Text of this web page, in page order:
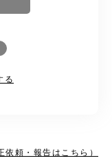
る
依頼・報告はこちら）